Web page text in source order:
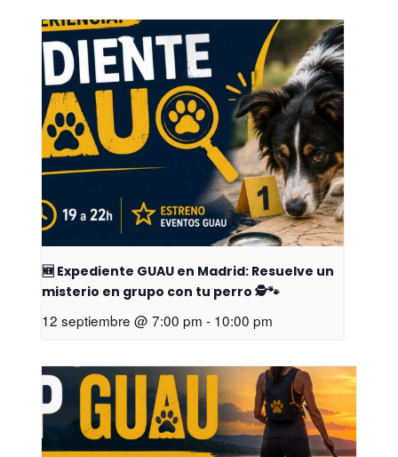
🆕 Expediente GUAU en Madrid: Resuelve un
misterio en grupo con tu perro 🕵️🐾
12 septiembre @ 7:00 pm - 10:00 pm